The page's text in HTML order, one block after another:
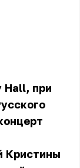
Hall, при
Кристины